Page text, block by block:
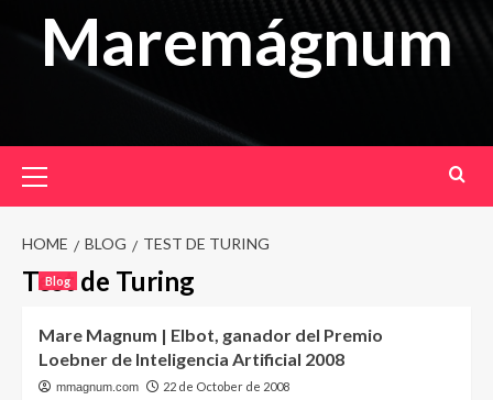
Maremágnum
Menu
HOME BLOG TEST DE TURING
Test de Turing
Blog
Mare Magnum | Elbot, ganador del Premio
Loebner de Inteligencia Artificial 2008
mmagnum.com 22 de October de 2008